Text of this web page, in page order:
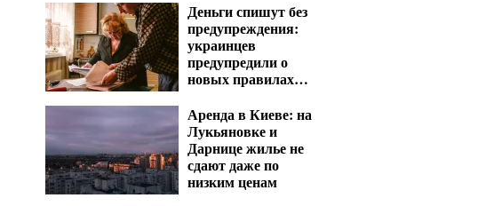
Деньги спишут без
предупреждения:
украинцев
предупредили о
новых правилах
Аренда в Киеве: на
Лукьяновке и
Дарнице жилье не
сдают даже по
низким ценам